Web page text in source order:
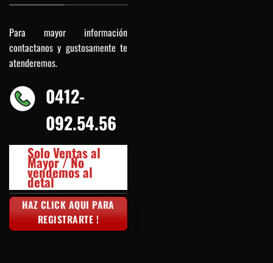
Para mayor información
contactanos y gustosamente te
atenderemos.
0412-
092.54.56
Solo Ventas al
Mayor / No
vendemos al
detal
HAZ CLICK AQUI PARA
REGISTRARTE !